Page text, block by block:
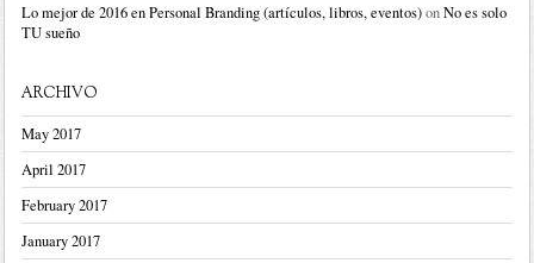
Lo mejor de 2016 en Personal Branding (artículos, libros, eventos)onNo es solo
TU sueño
ARCHIVO
May 2017
April 2017
February 2017
January 2017